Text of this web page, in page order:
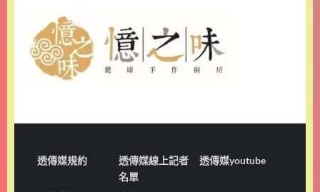
透傳媒規約
透傳媒線上記者
名單
透傳媒youtube